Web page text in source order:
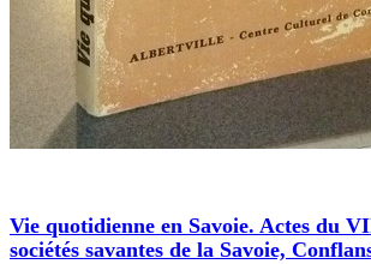
Vie quotidienne en Savoie. Actes du
sociétés savantes de la Savoie,